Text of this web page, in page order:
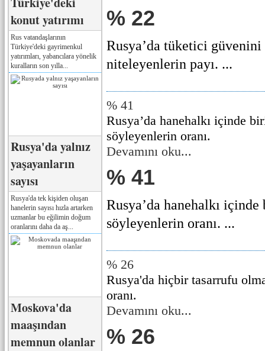
konut yatırımı
Rus vatandaşlarının
Türkiye'deki gayrimenkul
yatırımları, yabancılara yönelik
kuralların son yılla...
Rusya'da yalnız
yaşayanların
sayısı
Rusya'da tek kişiden oluşan
hanelerin sayısı hızla artarken
uzmanlar bu eğilimin doğum
oranlarını daha da aş...
Moskova'da
maaşından
memnun olanlar
% 22
Rusya’da tüketici
niteleyenlerin payı. ...
% 41
Rusya’da hanehalkı içinde
söyleyenlerin oranı.
Devamını oku...
% 41
Rusya’da hanehalkı
söyleyenlerin oranı. ...
% 26
Rusya'da hiçbir tasarrufu
oranı.
Devamını oku...
% 26